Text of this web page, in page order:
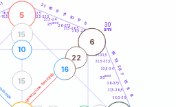
generazione femminile
30
anni
18,5
18,5-19
21-22,5
22,5-23,5
23,5-24
26-27,5
27,5-28,5
28,5-29
31-32,5
32,5-33,5
33,5-34
36-37,5
37,5-38,5
38,5-39
21
16
9
11
10
17
5
19
13
20
7
15
8
9
5
6
15
10
15
22
16
25anni
35anni